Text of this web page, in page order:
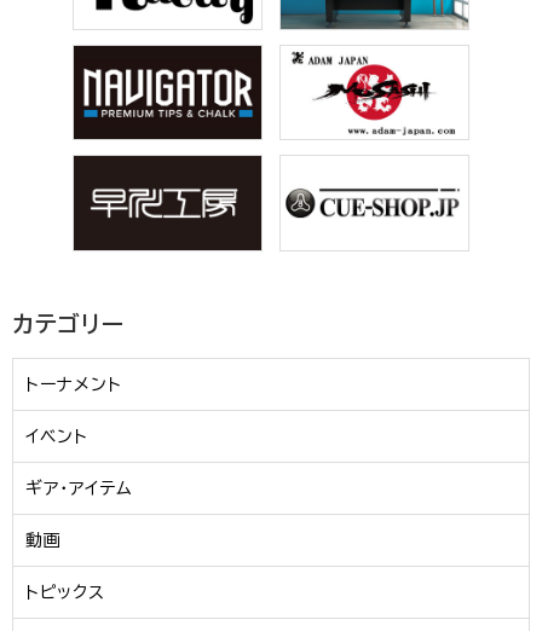
カテゴリー
トーナメント
イベント
ギア・アイテム
動画
トピックス